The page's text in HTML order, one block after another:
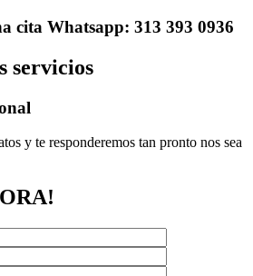
cita Whatsapp: 313 393 0936
servicios
y te responderemos tan pronto nos sea